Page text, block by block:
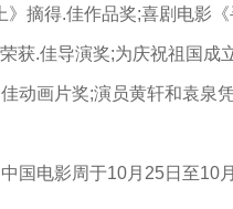
摘得.佳作品奖;喜剧电影《
获.佳导演奖;为庆祝祖国成
动画片奖;演员黄轩和袁泉
国电影周于10月25日至10